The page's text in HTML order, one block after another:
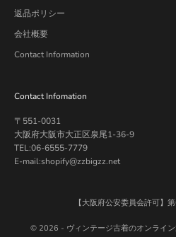
返品ポリシー
会社概要
Contact Information
Contact Infomation
〒551-0031
大阪府大阪市大正区泉尾1-36-9
TEL:06-6555-7779
E-mail:shopify@zzbigzz.net
【大阪府公安委員会許可
© 2026 - ヴィンテージ古着のオンライ